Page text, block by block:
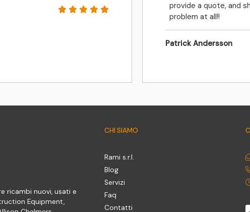
provide a quote, and
problem at all!!
Patrick Andersson
ricambi nuovi, usati e
Equipment,
CHI SIAMO
Rami s.r.l.
Blog
Servizi
Faq
Contatti